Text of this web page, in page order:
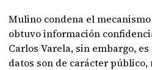
Mulino condena el
obtuvo información
Carlos Varela, sin embargo,
datos son de carácter